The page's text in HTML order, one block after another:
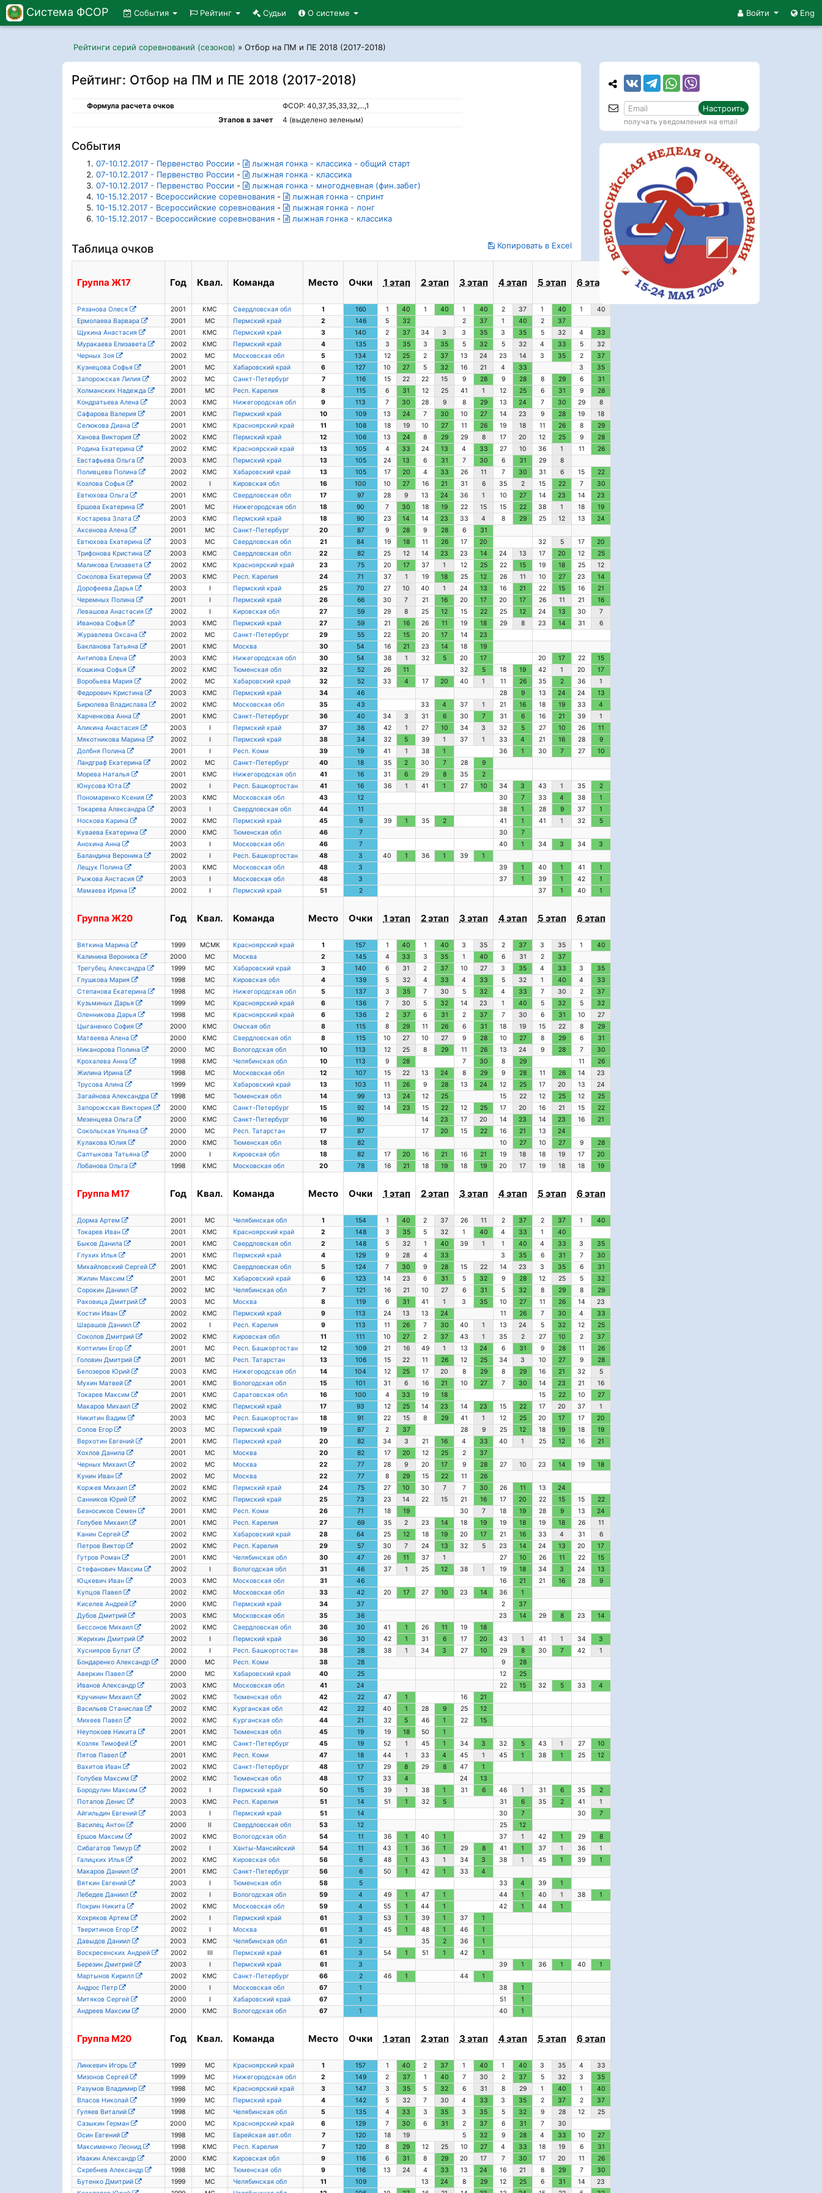
Система ФСОР Войти Eng
События Рейтинг Судьи О системе
Рейтинги серий соревнований (сезонов) » Отбор на ПМ и ПЕ 2018 (2017-2018)
Рейтинг: Отбор на ПМ и ПЕ 2018 (2017-2018)
Формула расчета очков
ФСОР: 40,37,35,33,32,...,1
Этапов в зачет
4 (выделено зеленым)
События
07-10.12.2017 - Первенство России -
лыжная гонка - классика - общий старт
07-10.12.2017 - Первенство России -
лыжная гонка - классика
07-10.12.2017 - Первенство России -
лыжная гонка - многодневная (фин.забег)
10-15.12.2017 - Всероссийские соревнования -
лыжная гонка - спринт
10-15.12.2017 - Всероссийские соревнования -
лыжная гонка - лонг
10-15.12.2017 - Всероссийские соревнования - лыжная гонка - классика
Таблица очков Копировать в Excel
Группа Ж17 Год Квал. Команда Место Очки 1 этап 2 этап 3 этап 4 этап 5 этап 6 этап
Рязанова Олеся 2001 КМС Свердловская обл 1 160 1 40 1 40 1 40 2 37 1 40 1
40
Ермолаева Варвара
2001 МС Пермский край 2 146 5 32 2 37 1 40 2
37
Щукина Анастасия
2001 КМС Пермский край 3 140 2 37 34 3 3 35 3 35 5 32 4
33
Муракаева Елизавета
2002 КМС Пермский край 4 135 3 35 3 35 5 32 5 32 4 33 5
32
Черных Зоя
2002 МС Московская обл 5 134 12 25 2 37 13 24 23 14 3 35 2
37
Кузнецова Софья
2001 МС Хабаровский край 6 127 10 27 5 32 16 21 4 33 3
35
Запорожская Лилия
2002 МС Санкт-Петербург 7 116 15 22 22 15 9 28 9 28 8 29 6
31
Холманских Надежда
2001 МС Респ. Карелия 8 115 6 31 12 25 41 1 12 25 6 31 9
28
Кондратьева Алена
2003 КМС Нижегородская обл 9 113 7 30 28 9 8 29 13 24 7 30 29
8
Сафарова Валерия
2001 КМС Пермский край 10 109 13 24 7 30 10 27 14 23 9 28 19
18
Селюкова Диана
2001 КМС Красноярский край 11 108 18 19 10 27 11 26 19 18 11 26 8
29
Ханова Виктория
2002 КМС Пермский край 12 106 13 24 8 29 29 8 17 20 12 25 9
28
Родина Екатерина
2002 КМС Красноярский край 13 105 4 33 24 13 4 33 27 10 36 1 11
26
Евстафьева Ольга
2003 КМС Пермский край 13 105 24 13 6 31 7 30 6 31 29
8
Поливцева Полина
2002 КМС Хабаровский край 13 105 17 20 4 33 26 11 7 30 31 6 15
22
Козлова Софья
2002 I Кировская обл 16 100 10 27 16 21 31 6 35 2 15 22 7
30
Евтюхова Ольга
2001 КМС Свердловская обл 17 97 28 9 13 24 36 1 10 27 14 23 14
23
Ершова Екатерина
2001 МС Нижегородская обл 18 90 7 30 18 19 22 15 15 22 38 1 18
19
Костарева Злата
2003 КМС Пермский край 18 90 23 14 14 23 33 4 8 29 25 12 13
24
Аксенова Алена
2001 МС Санкт-Петербург 20 87 9 28 9 28 6
31
Евтюхова Екатерина
2003 МС Свердловская обл 21 84 19 18 11 26 17 20 32 5 17
20
Трифонова Кристина
2003 КМС Свердловская обл 22 82 25 12 14 23 23 14 24 13 17 20 12
25
Маликова Елизавета
2002 КМС Красноярский край 23 75 20 17 37 1 12 25 22 15 19 18 25
12
Соколова Екатерина
2003 КМС Респ. Карелия 24 71 37 1 19 18 25 12 26 11 10 27 23
14
Дорофеева Дарья
2003 I Пермский край 25 70 27 10 40 1 24 13 16 21 22 15 16
21
Черемных Полина
2001 I Пермский край 26 66 30 7 21 16 20 17 20 17 26 11 21
16
Левашова Анастасия
2002 I Кировская обл 27 59 29 8 25 12 15 22 25 12 24 13 30
7
Иванова Софья
2003 КМС Пермский край 27 59 21 16 26 11 19 18 29 8 23 14 31
6
Журавлева Оксана
2002 МС Санкт-Петербург 29 55 22 15 20 17 14
23
Бакланова Татьяна
2001 КМС Москва 30 54 16 21 23 14 18
19
Антипова Елена
2003 КМС Нижегородская обл 30 54 38 1 32 5 20 17 20 17 22
15
Кошкина Софья
2002 КМС Тюменская обл 32 52 26 11 32 5 18 19 42 1 20
17
Воробьева Мария
2002 МС Хабаровский край 32 52 33 4 17 20 40 1 11 26 35 2 36
1
Федорович Кристина
2003 КМС Пермский край 34 46 28 9 13 24 24
13
Бирюлева Владислава
2002 КМС Московская обл 35 43 33 4 37 1 21 16 18 19 33
4
Харченкова Анна
2001 КМС Санкт-Петербург 36 40 34 3 31 6 30 7 31 6 16 21 39
1
Аликина Анастасия
2003 I Пермский край 37 36 42 1 27 10 34 3 32 5 27 10 26
11
Мякотникова Марина
2002 I Пермский край 38 34 32 5 39 1 37 1 33 4 21 16 28
9
Долбня Полина
2001 I Респ. Коми 39 19 41 1 38 1 36 1 30 7 27
10
Ландграф Екатерина
2002 МС Санкт-Петербург 40 18 35 2 30 7 28
9
Морева Наталья
2001 КМС Нижегородская обл 41 16 31 6 29 8 35
2
Юнусова Юта
2002 I Респ. Башкортостан 41 16 36 1 41 1 27 10 34 3 43 1 35
2
Пономаренко Ксения
2003 КМС Московская обл 43 12 30 7 33 4 38
1
Токарева Александра
2003 I Свердловская обл 44 11 38 1 28 9 37
1
Носкова Карина
2002 КМС Пермский край 45 9 39 1 35 2 41 1 41 1 32
5
Куваева Екатерина
2000 КМС Тюменская обл 46 7 30
7
Анохина Анна
2003 I Московская обл 46 7 40 1 34 3 34
3
Баландина Вероника
2002 I Респ. Башкортостан 48 3 40 1 36 1 39
1
Лещук Полина
2003 КМС Московская обл 48 3 39 1 40 1 41
1
Рыжова Анстасия
2003 I Московская обл 48 3 37 1 39 1 42
1
Мамаева Ирина
2002 I Пермский край 51 2 37 1 40 1
Группа Ж20 Год Квал. Команда Место Очки 1 этап 2 этап 3 этап 4 этап 5 этап 6 этап
Вяткина Марина 1999 МСМК Красноярский край 1 157 1 40 1 40 3 35 2 37 3 35 1
40
Калинина Вероника
2000 МС Москва 2 145 4 33 3 35 1 40 6 31 2
37
Трегубец Александра
1999 МС Хабаровский край 3 140 6 31 2 37 10 27 3 35 4 33 3
35
Глушкова Мария
1998 МС Кировская обл 4 139 5 32 4 33 4 33 5 32 1 40 4
33
Степанова Екатерина
1998 МС Нижегородская обл 5 137 3 35 7 30 5 32 4 33 7 30 2
37
Кузьминых Дарья
1999 МС Красноярский край 6 136 7 30 5 32 14 23 1 40 5 32 5
32
Оленникова Дарья
1998 МС Красноярский край 6 136 2 37 6 31 2 37 7 30 6 31 10
27
Цыганенко София
2000 КМС Омская обл 8 115 8 29 11 26 6 31 18 19 15 22 8
29
Матвеева Алена
2000 КМС Свердловская обл 8 115 10 27 10 27 9 28 10 27 8 29 6
31
Никанорова Полина
2000 МС Вологодская обл 10 113 12 25 8 29 11 26 13 24 9 28 7
30
Крохалева Анна
1998 КМС Челябинская обл 10 113 9 28 7 30 8 29 11
26
Жилина Ирина
1998 МС Московская обл 12 107 15 22 13 24 8 29 9 28 11 26 14
23
Трусова Алина
1999 МС Хабаровский край 13 103 11 26 9 28 13 24 12 25 17 20 13
24
Загайнова Александра
1998 МС Тюменская обл 14 99 13 24 12 25 15 22 12 25 12
25
Запорожская Виктория
2000 КМС Санкт-Петербург 15 92 14 23 15 22 12 25 17 20 16 21 15
22
Мезенцева Ольга
2000 КМС Санкт-Петербург 16 90 14 23 17 20 14 23 14 23 16
21
Сокольская Ульяна
2000 МС Респ. Татарстан 17 87 17 20 15 22 16 21 13
24
Кулакова Юлия
2000 КМС Тюменская обл 18 82 10 27 10 27 9
28
Салтыкова Татьяна
2000 I Кировская обл 18 82 17 20 16 21 16 21 19 18 18 19 17
20
Лобанова Ольга
1998 КМС Московская обл 20 78 16 21 18 19 18 19 20 17 19 18 18 19
Группа М17 Год Квал. Команда Место Очки 1 этап 2 этап 3 этап 4 этап 5 этап 6 этап
Дорма Артем 2001 МС Челябинская обл 1 154 1 40 2 37 26 11 2 37 2 37 1
40
Токарев Иван
2001 КМС Красноярский край 2 148 3 35 5 32 1 40 4 33 1
40
Быков Данила
2001 КМС Свердловская обл 2 148 5 32 1 40 39 1 1 40 4 33 3
35
Глухих Илья
2001 КМС Пермский край 4 129 9 28 4 33 3 35 6 31 7
30
Михайловский Сергей
2001 КМС Свердловская обл 5 124 7 30 9 28 15 22 14 23 3 35 6
31
Жилин Максим
2001 МС Хабаровский край 6 123 14 23 6 31 5 32 9 28 12 25 5
32
Сорокин Даниил
2002 МС Челябинская обл 7 121 16 21 10 27 6 31 5 32 8 29 8
29
Раковица Дмитрий
2003 МС Москва 8 119 6 31 41 1 3 35 10 27 11 26 14
23
Костин Иван
2002 КМС Пермский край 9 113 24 13 13 24 11 26 7 30 4
33
Шарашов Даниил
2002 I Респ. Карелия 9 113 11 26 7 30 40 1 13 24 5 32 12
25
Соколов Дмитрий
2002 КМС Кировская обл 11 111 10 27 2 37 43 1 35 2 27 10 2
37
Коптилин Егор
2001 МС Респ. Башкортостан 12 109 21 16 49 1 13 24 6 31 9 28 11
26
Головин Дмитрий
2001 МС Респ. Татарстан 13 106 15 22 11 26 12 25 34 3 10 27 9
28
Белозеров Юрий
2003 КМС Нижегородская обл 14 104 12 25 17 20 8 29 8 29 16 21 32
5
Мухин Матвей
2001 КМС Вологодская обл 15 101 31 6 16 21 10 27 7 30 14 23 21
16
Токарев Максим
2001 КМС Саратовская обл 16 100 4 33 19 18 15 22 10
27
Макаров Михаил
2002 КМС Пермский край 17 93 12 25 14 23 14 23 15 22 17 20 37
1
Никитин Вадим
2003 МС Респ. Башкортостан 18 91 22 15 8 29 41 1 12 25 20 17 17
20
Сопов Егор
2003 МС Пермский край 19 87 2 37 28 9 25 12 18 19 18
19
Верхотин Евгений
2001 КМС Пермский край 20 82 34 3 21 16 4 33 40 1 25 12 16
21
Хохлов Данила
2001 МС Москва 20 82 17 20 12 25 2
37
Черных Михаил
2002 МС Москва 22 77 28 9 20 17 9 28 27 10 23 14 19
18
Кунин Иван
2002 МС Москва 22 77 8 29 15 22 11
26
Коржев Михаил
2002 КМС Пермский край 24 75 27 10 30 7 7 30 26 11 13
24
Санников Юрий
2002 КМС Пермский край 25 73 23 14 22 15 21 16 17 20 22 15 15
22
Безносиков Семен
2001 КМС Респ. Коми 26 71 18 19 30 7 18 19 28 9 13
24
Голубев Михаил
2001 КМС Респ. Карелия 27 69 35 2 23 14 18 19 19 18 19 18 26
11
Канин Сергей
2002 КМС Хабаровский край 28 64 25 12 18 19 20 17 21 16 33 4 31
6
Петров Виктор
2002 КМС Респ. Карелия 29 57 30 7 24 13 32 5 23 14 24 13 20
17
Гутров Роман
2001 КМС Челябинская обл 30 47 26 11 37 1 27 10 26 11 22
15
Стефанович Максим
2002 I Вологодская обл 31 46 37 1 25 12 38 1 19 18 34 3 24
13
Юцкевич Иван
2003 КМС Московская обл 31 46 16 21 21 16 28
9
Купцов Павел
2002 КМС Московская обл 33 42 20 17 27 10 23 14 36
1
Киселев Андрей
2000 КМС Пермский край 34 37 2
37
Дубов Дмитрий
2003 КМС Московская обл 35 36 23 14 29 8 23
14
Бессонов Михаил
2002 КМС Свердловская обл 36 30 41 1 26 11 19
18
Жерихин Дмитрий
2002 I Пермский край 36 30 42 1 31 6 17 20 43 1 41 1 34
3
Хуснияров Булат
2002 I Респ. Башкортостан 38 28 38 1 34 3 27 10 29 8 30 7 42
1
Бондаренко Александр
2000 МС Респ. Коми 38 28 9
28
Аверкин Павел
2000 МС Хабаровский край 40 25 12
25
Иванов Александр
2003 КМС Московская обл 41 24 22 15 32 5 33
4
Кручинин Михаил
2002 КМС Тюменская обл 42 22 47 1 16
21
Васильев Станислав
2002 КМС Курганская обл 42 22 40 1 28 9 25
12
Михеев Павел
2002 КМС Курганская обл 44 21 32 5 46 1 22
15
Неупокоев Никита
2001 КМС Тюменская обл 45 19 19 18 50
1
Козляк Тимофей
2001 КМС Санкт-Петербург 45 19 52 1 45 1 34 3 32 5 43 1 27
10
Пятов Павел
2001 КМС Респ. Коми 47 18 44 1 33 4 45 1 45 1 38 1 25
12
Вахитов Иван
2002 КМС Санкт-Петербург 48 17 29 8 29 8 47
1
Голубев Максим
2002 КМС Тюменская обл 48 17 33 4 24
13
Бородулин Максим
2002 I Пермский край 50 15 39 1 38 1 31 6 46 1 31 6 35
2
Потапов Денис
2003 КМС Респ. Карелия 51 14 51 1 32 5 31 6 35 2 41
1
Айгильдин Евгений
2003 I Пермский край 51 14 30 7 30
7
Василец Антон
2000 II Свердловская обл 53 12 25
12
Ершов Максим
2002 КМС Вологодская обл 54 11 36 1 40 1 37 1 42 1 29
8
Сибагатов Тимур
2002 I Ханты-Мансийский 54 11 43 1 36 1 29 8 41 1 37 1 36
1
Галицких Илья
2002 КМС Кировская обл 56 6 48 1 43 1 34 3 38 1 45 1 39
1
Макаров Даниил
2001 КМС Санкт-Петербург 56 6 50 1 42 1 33
4
Вяткин Евгений
2003 I Тюменская обл 58 5 33 4 39
1
Лебедев Даниил
2002 I Вологодская обл 59 4 49 1 47 1 44 1 40 1 38
1
Покрин Никита
2002 КМС Московская обл 59 4 55 1 44 1 42 1 44
1
Хохряков Артем
2002 I Пермский край 61 3 53 1 39 1 37
1
Тверитинов Егор
2002 I Москва 61 3 45 1 48 1 46
1
Давыдов Даниил
2003 КМС Челябинская обл 61 3 35 2 36
1
Воскресенских Андрей
2002 III Пермский край 61 3 54 1 51 1 42
1
Березин Дмитрий
2003 I Пермский край 61 3 39 1 36 1 40
1
Мартынов Кирилл
2002 КМС Санкт-Петербург 66 2 46 1 44
1
Андрос Петр
2000 I Московская обл 67 1 38
1
Митяков Сергей
2000 I Хабаровский край 67 1 51
1
Андреев Максим
2000 КМС Вологодская обл 67 1 40 1
Группа М20 Год Квал. Команда Место Очки 1 этап 2 этап 3 этап 4 этап 5 этап 6 этап
Линкевич Игорь 1999 МС Красноярский край 1 157 1 40 2 37 1 40 1 40 3 35 4
33
Мизонов Сергей
1999 МС Нижегородская обл 2 149 2 37 1 40 7 30 2 37 5 32 3
35
Разумов Владимир
1998 МС Красноярский край 3 147 3 35 5 32 6 31 8 29 1 40 1
40
Власов Николай
1999 МС Пермский край 4 142 5 32 7 30 4 33 3 35 2 37 2
37
Гуляев Виталий
1998 МС Челябинская обл 5 135 4 33 3 35 3 35 5 32 9 28 12
25
Сазыкин Герман
2000 МС Красноярский край 6 129 7 30 6 31 2 37 6 31 7
30
Осин Евгений
1998 МС Еврейская авт.обл 7 120 18 19 5 32 9 28 4 33 10
27
Максименко Леонид
1998 КМС Респ. Карелия 7 120 8 29 12 25 10 27 4 33 18 19 6
31
Ивакин Александр
2000 КМС Кировская обл 9 116 6 31 8 29 20 17 7 30 17 20 11
26
Скребнев Александр
1998 МС Тюменская обл 9 116 13 24 4 33 13 24 16 21 8 29 7
30
Бутенко Дмитрий
1999 МС Челябинская обл 11 109 13 24 8 29 12 25 6 31 14
23
Настроить
получать уведомления на email